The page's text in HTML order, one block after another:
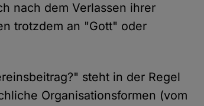
nach dem Verlassen ihrer
trotzdem an "Gott" oder
steht in der Regel
Organisationsformen (vom